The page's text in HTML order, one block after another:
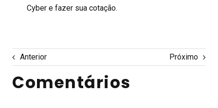
Cybere fazer sua cotação.
Anterior Próximo
Comentários